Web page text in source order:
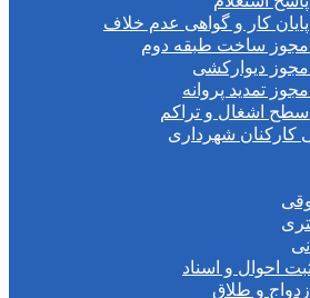
گواهی عدم خلاف
طبقه دوم
تراکم